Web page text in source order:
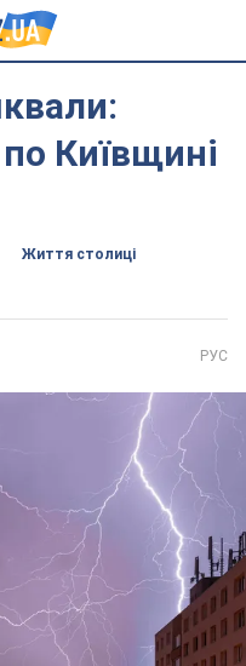
Київщині
Життя столиці
РУС